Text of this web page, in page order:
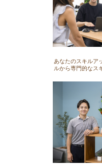
あなたのスキルア
ルから専門的なス